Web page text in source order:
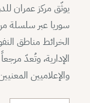
يوثّق مركز عمران
سوريا عبر سلسلة
الخرائط مناطق
الإدارية، وتُعدّ
والإعلاميين